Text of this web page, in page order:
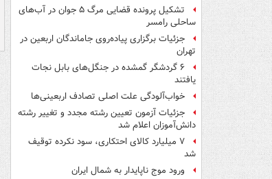
تشکیل پرونده قضایی مرگ ۵ جوان در آب‌های
ساحلی رامسر
جزئیات برگزاری پیاده‌روی جاماندگان اربعین در
تهران
۶ گردشگر گمشده در جنگل‌های بابل نجات
یافتند
خواب‌آلودگی علت اصلی تصادف اربعینی‌ها
جزئیات آزمون تعیین رشته مجدد و تغییر رشته
دانش‌آموزان اعلام شد
۷ میلیارد کالای احتکاری، سود نکرده توقیف
شد
ورود موج ناپایدار به شمال ایران